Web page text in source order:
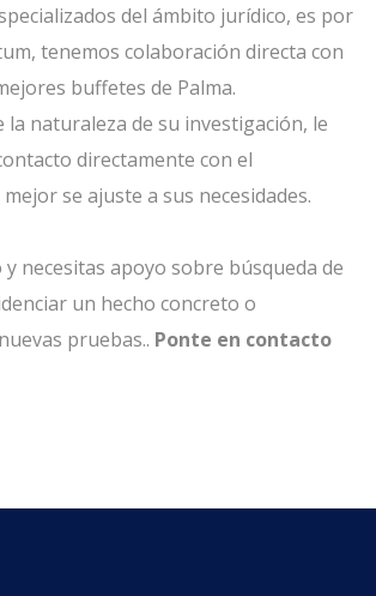
del ámbito jurídico, es por
tenemos colaboración directa con
buffetes de Palma.
la naturaleza de su investigación, le
directamente con el
se ajuste a sus necesidades.
necesitas apoyo sobre búsqueda de
un hecho concreto o
pruebas.. Ponte en contacto